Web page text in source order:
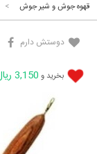
قهوه جوش و شیر جوش
>
دوستش دارم
بخرید و 3,150 ریال